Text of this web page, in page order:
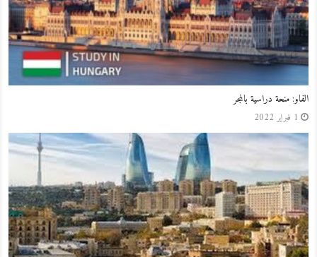
رومانيا: منح دراسية
12 يناير 2022